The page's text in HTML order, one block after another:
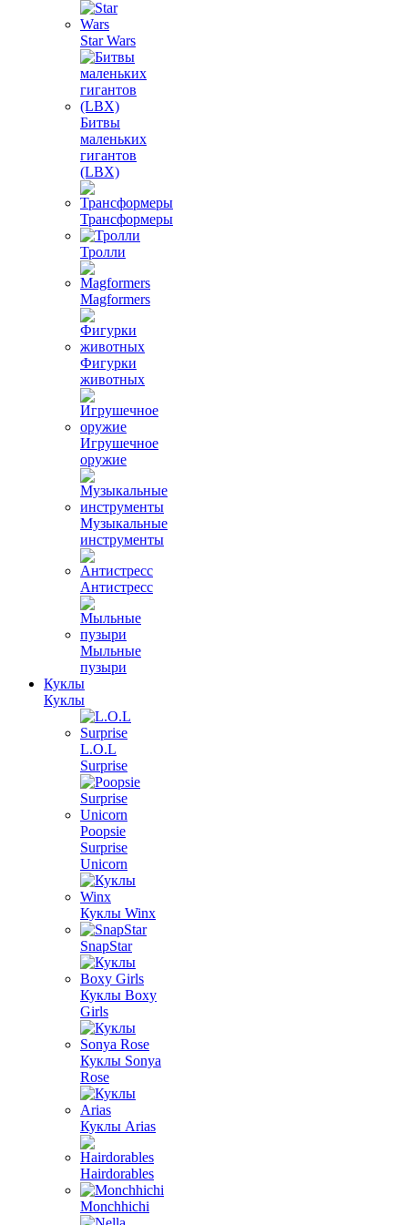
Star Wars
Битвы
маленьких
гигантов
(LBX)
Трансформеры
Тролли
Magformers
Фигурки
животных
Игрушечное
оружие
Музыкальные
инструменты
Антистресс
Мыльные
пузыри
Куклы
Куклы
L.O.L
Surprise
Poopsie
Surprise
Unicorn
Куклы Winx
SnapStar
Куклы Boxy
Girls
Куклы Sonya
Rose
Куклы Arias
Hairdorables
Monchhichi